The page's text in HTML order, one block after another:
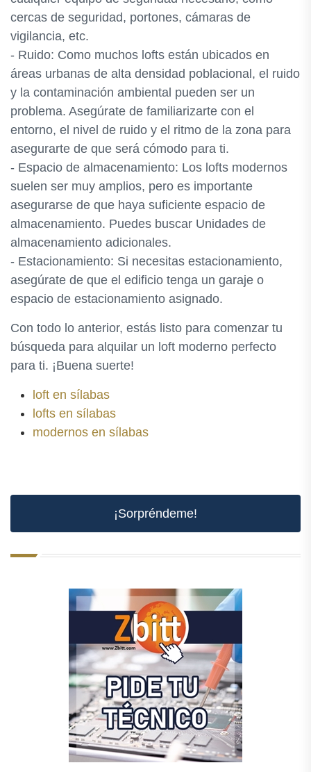
cercas de seguridad, portones, cámaras de
vigilancia, etc.
- Ruido: Como muchos lofts están ubicados en
áreas urbanas de alta densidad poblacional, el ruido
y la contaminación ambiental pueden ser un
problema. Asegúrate de familiarizarte con el
entorno, el nivel de ruido y el ritmo de la zona para
asegurarte de que será cómodo para ti.
- Espacio de almacenamiento: Los lofts modernos
suelen ser muy amplios, pero es importante
asegurarse de que haya suficiente espacio de
almacenamiento. Puedes buscar Unidades de
almacenamiento adicionales.
- Estacionamiento: Si necesitas estacionamiento,
asegúrate de que el edificio tenga un garaje o
espacio de estacionamiento asignado.
Con todo lo anterior, estás listo para comenzar tu
búsqueda para alquilar un loft moderno perfecto
para ti. ¡Buena suerte!
loft en sílabas
lofts en sílabas
modernos en sílabas
¡Sorpréndeme!